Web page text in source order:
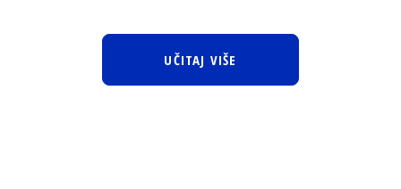
UČITAJ VIŠE